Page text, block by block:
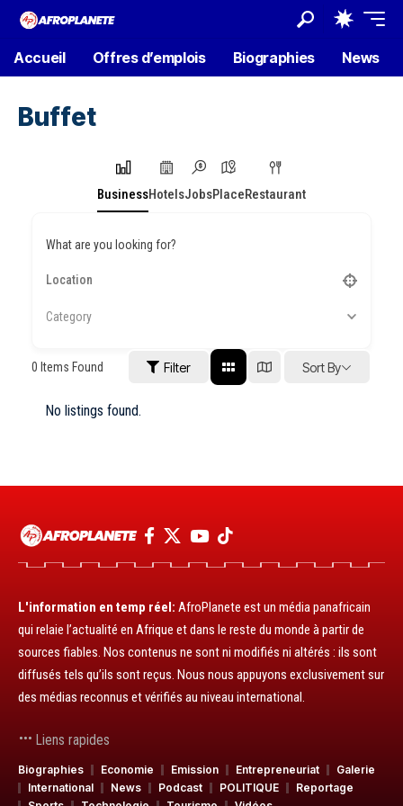
Accueil Offres d’emplois Biographies News
Buffet
BusinessHotelsJobsPlaceRestaurant
What are you looking for?
Category
0 Items Found Filter Sort By
No listings found.
L'information en temp réel: AfroPlanete est un média panafricain
qui relaie l’actualité en Afrique et dans le reste du monde à partir de
sources fiables. Nos contenus ne sont ni modifiés ni altérés : ils sont
diffusés tels qu’ils sont reçus. Nous nous appuyons exclusivement sur
des médias reconnus et vérifiés au niveau international.
Liens rapides
Biographies Economie Emission Entrepreneuriat
Galerie
International
News Podcast POLITIQUE
Reportage